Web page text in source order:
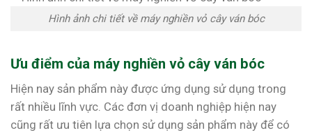
Hình ảnh chi tiết về máy nghiền vỏ cây ván bóc
Ưu điểm của máy nghiền vỏ cây ván bóc
Hiện nay sản phẩm này được ứng dụng sử dụng trong
rất nhiều lĩnh vực. Các đơn vị doanh nghiệp hiện nay
cũng rất ưu tiên lựa chọn sử dụng sản phẩm này để có